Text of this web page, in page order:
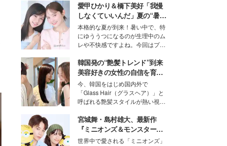
取締役兼クリエイティブディレク
ター・茅野しのぶ。一人ひとりの
個性に寄り添い、魅力を引き出す
衣装作りは、多くの女性たちに勇
気と自信を与え続けている。
愛甲ひかり＆橋下美好「我慢
しなくていいんだ」夏の“暑さ
対策”の新しい選択肢とは？
本格的な夏が到来！暑い中で、特
にゆううつになるのが生理中のム
レや不快感ですよね。今回はプラ
モデル・愛甲ひかりさんと橋下美
好さんを迎えて本音で女子会トー
ク。猛暑のお出かけを快適に過ご
すヒントや、2人が感動した夏の
生理の新常識にも迫りました。
韓国発の“艶髪トレンド”到来
美容好きの女性の自信を育む
「ヘアケア事情」って？
今、韓国をはじめ国内外で
「Glass Hair（グラスヘア）」と
呼ばれる艶髪スタイルが熱い視線
ションの完成度を高めるベースと
して、“髪そのものの美しさ”に改
めて注目する人が増えている様
宮城舞・島村雄大、最新作
『ミニオンズ＆モンスター
ズ』の魅力熱弁 ハチャメチャ
世界中で愛される「ミニオンズ」